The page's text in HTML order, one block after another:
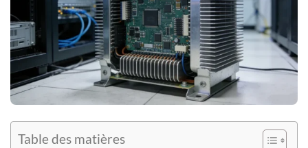
Table des matières